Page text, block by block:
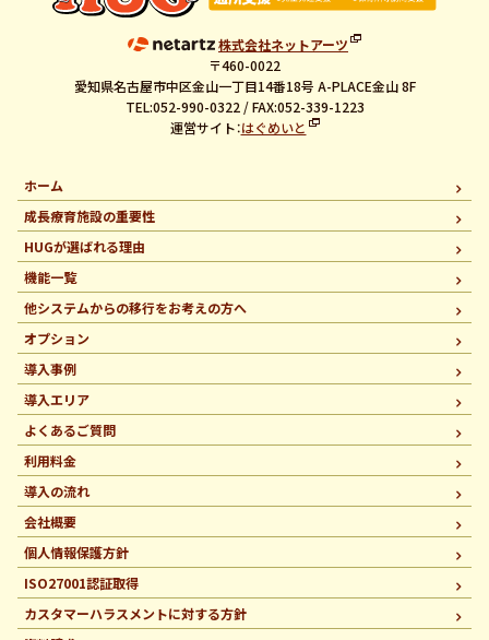
株式会社ネットアーツ
〒460-0022
愛知県名古屋市中区金山一丁目14番18号 A-PLACE金山 8F
TEL:052-990-0322 / FAX:052-339-1223
運営サイト：はぐめいと
ホーム
成長療育施設の重要性
HUGが選ばれる理由
機能一覧
他システムからの移行をお考えの方へ
オプション
導入事例
導入エリア
よくあるご質問
利用料金
導入の流れ
会社概要
個人情報保護方針
ISO27001認証取得
カスタマーハラスメントに対する方針